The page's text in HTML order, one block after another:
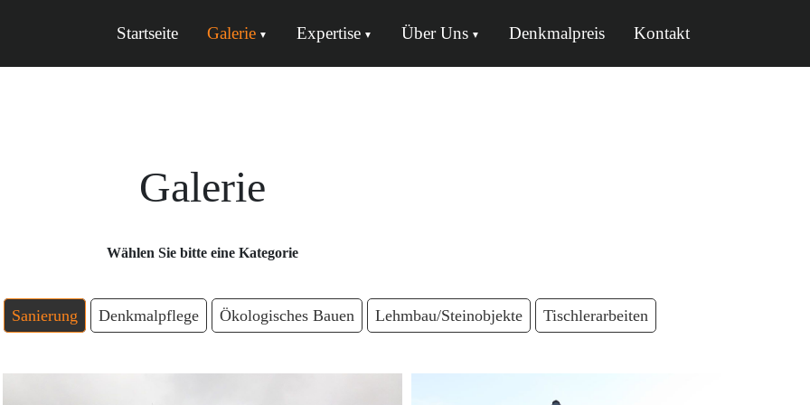
Startseite Galerie Expertise Über Uns Denkmalpreis Kontakt
Galerie
Wählen Sie bitte eine Kategorie
Sanierung Denkmalpflege Ökologisches Bauen Lehmbau/Steinobjekte Tischlerarbeiten